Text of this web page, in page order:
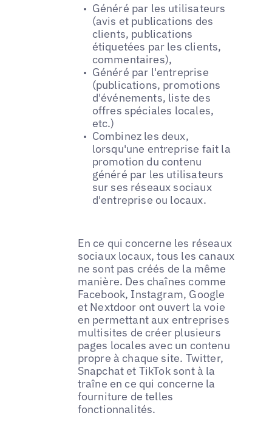
Généré par les utilisateurs
(avis et publications des
clients, publications
étiquetées par les clients,
commentaires),
Généré par l'entreprise
(publications, promotions
d'événements, liste des
offres spéciales locales,
etc.)
Combinez les deux,
lorsqu'une entreprise fait la
promotion du contenu
généré par les utilisateurs
sur ses réseaux sociaux
d'entreprise ou locaux.
En ce qui concerne les réseaux
sociaux locaux, tous les canaux
ne sont pas créés de la même
manière. Des chaînes comme
Facebook, Instagram, Google
et Nextdoor ont ouvert la voie
en permettant aux entreprises
multisites de créer plusieurs
pages locales avec un contenu
propre à chaque site. Twitter,
Snapchat et TikTok sont à la
traîne en ce qui concerne la
fourniture de telles
fonctionnalités.